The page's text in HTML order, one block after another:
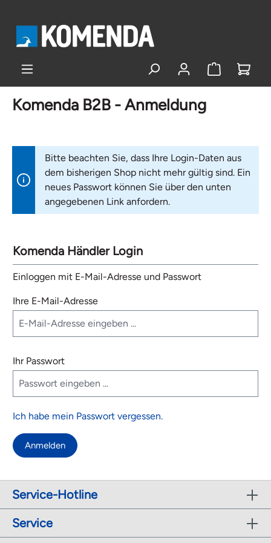
Komenda B2B - Anmeldung
Bitte beachten Sie, dass Ihre Login-Daten aus
dem bisherigen Shop nicht mehr gültig sind. Ein
neues Passwort können Sie über den unten
angegebenen Link anfordern.
Komenda Händler Login
Einloggen mit E-Mail-Adresse und Passwort
Ihre E-Mail-Adresse
Ihr Passwort
Ich habe mein Passwort vergessen.
Anmelden
Service-Hotline
Service